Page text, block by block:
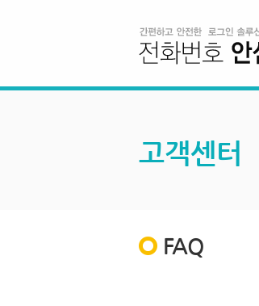
고객센터
FAQ